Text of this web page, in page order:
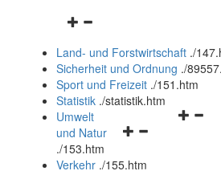
Navigationsmenü
und
schließen
Land- und Forstwirtschaft ./
Sicherheit und Ordnung ./
Sport und Freizeit ./151.htm
Statistik ./statistik.htm
Navigationsmenü
und
Umwelt
und Natur
./153.htm
Verkehr ./155.htm